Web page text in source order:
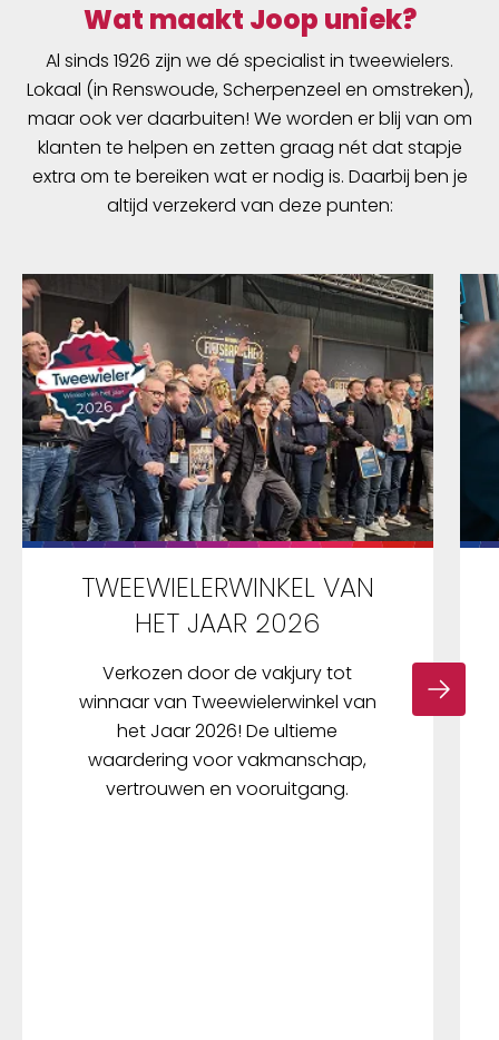
Wat maakt Joop uniek?
Al sinds 1926 zijn we dé specialist in tweewielers.
Lokaal (in Renswoude, Scherpenzeel en omstreken),
maar ook ver daarbuiten! We worden er blij van om
klanten te helpen en zetten graag nét dat stapje
extra om te bereiken wat er nodig is. Daarbij ben je
altijd verzekerd van deze punten:
TWEEWIELERWINKEL VAN
HET JAAR 2026
Verkozen door de vakjury tot
winnaar van Tweewielerwinkel van
het Jaar 2026! De ultieme
waardering voor vakmanschap,
vertrouwen en vooruitgang.